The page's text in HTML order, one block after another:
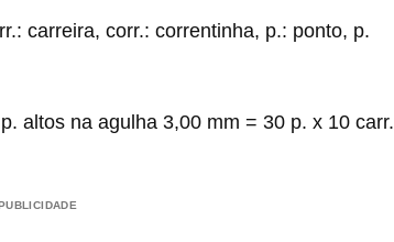
carreira, corr.: correntinha, p.: ponto, p.
altos na agulha 3,00 mm = 30 p. x 10 carr.